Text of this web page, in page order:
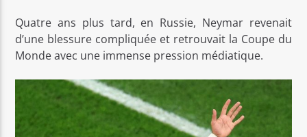
Quatre ans plus tard, en Russie, Neymar revenait
d’une blessure compliquée et retrouvait la Coupe du
Monde avec une immense pression médiatique.